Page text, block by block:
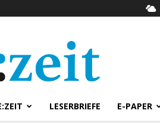
LESERBRIEFE E-PAPER